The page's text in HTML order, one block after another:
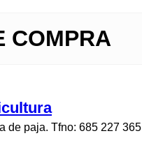
COMPRA
de paja. Tfno: 685 227 365